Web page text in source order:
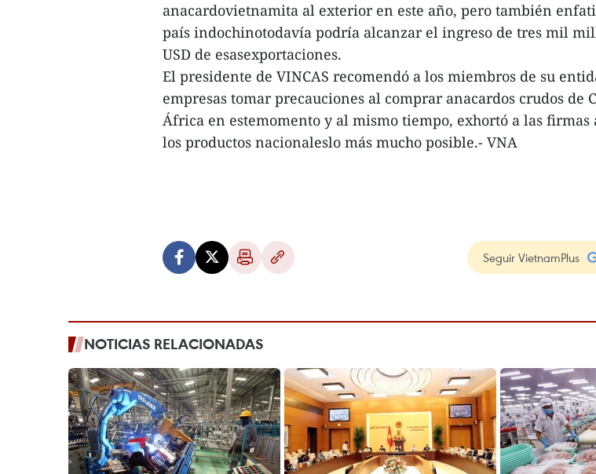
anacardovietnamita al exterior en este año, pero también
país indochinotodavía podría alcanzar el ingreso de tres mil
USD de esasexportaciones.
El presidente de VINCAS recomendó a los miembros de su
empresas tomar precauciones al comprar anacardos crudos de
África en estemomento y al mismo tiempo, exhortó a las firmas
los productos nacionaleslo más mucho posible.- VNA
Seguir VietnamPlus
NOTICIAS RELACIONADAS